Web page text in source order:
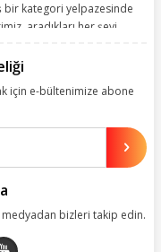
bir kategori yelpazesinde
aradıkları her şeyi
sunarken deneyiminize
memnuniyetini
için e-bültenimize abone
bizleri takip edin.